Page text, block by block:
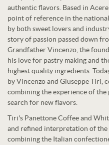
authentic flavors. Based in
point of reference in the
by both sweet lovers and
story of passion passed down
Grandfather Vincenzo, the
his love for pastry making and
highest quality ingredients.
by Vincenzo and Giuseppe Tiri,
combining the experience of
search for new flavors.
Tiri's Panettone Coffee and
and refined interpretation of the
combining the Italian